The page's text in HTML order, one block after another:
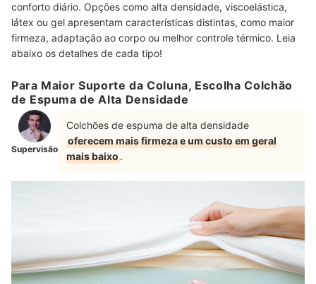
conforto diário. Opções como alta densidade, viscoelástica,
látex ou gel apresentam características distintas, como maior
firmeza, adaptação ao corpo ou melhor controle térmico. Leia
abaixo os detalhes de cada tipo!
Para Maior Suporte da Coluna, Escolha Colchão
de Espuma de Alta Densidade
Supervisão
Colchões de espuma de alta densidade
oferecem mais firmeza e um custo em geral
mais baixo.